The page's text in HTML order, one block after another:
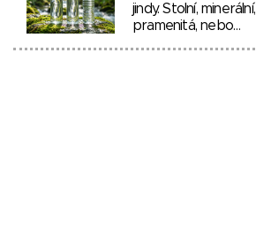
jindy. Stolní, minerální,
pramenitá, nebo…